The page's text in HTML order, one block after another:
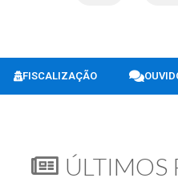
FISCALIZAÇÃO
ÚLTIMOS